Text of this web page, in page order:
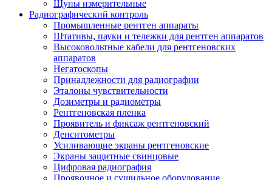
Щупы измерительные
Радиографический контроль
Промышленные рентген аппараты
Штативы, пауки и тележки для рентген аппаратов
Высоковольтные кабели для рентгеновских
аппаратов
Негатоскопы
Принадлежности для радиографии
Эталоны чувствительности
Дозиметры и радиометры
Рентгеновская пленка
Проявитель и фиксаж рентгеновский
Денситометры
Усиливающие экраны рентгеновские
Экраны защитные свинцовые
Цифровая радиография
Проявочное и сушильное оборудование